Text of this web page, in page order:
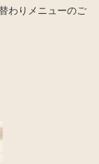
わりメニューのご